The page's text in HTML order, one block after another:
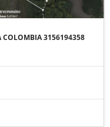
COLOMBIA 3156194358